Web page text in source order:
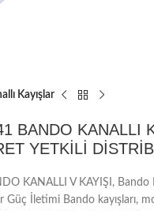
Kayışlar
BANDO KANALLI
YETKİLİ
KANALLI V KAYIŞI, Bando
Güç İletimi Bando kayışları,